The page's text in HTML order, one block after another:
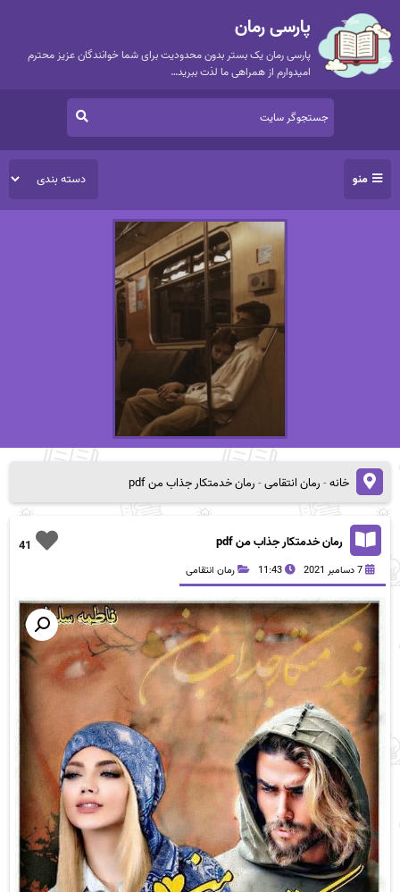
پارسی رمان
پارسی رمان یک بستر بدون محدودیت برای شما خوانندگان عزیز محترم
امیدوارم از همراهی ما لذت ببرید…
منو
خانه-رمان انتقامی-رمان خدمتکار جذاب من pdf
41 رمان خدمتکار جذاب من pdf
7 دسامبر 2021 11:43 رمان انتقامی